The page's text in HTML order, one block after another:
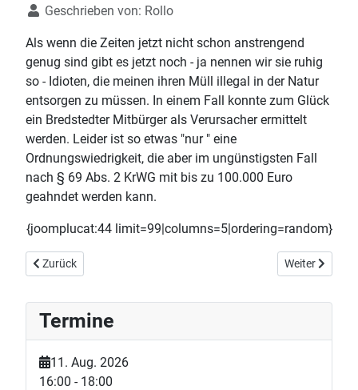
Geschrieben von: Rollo
Als wenn die Zeiten jetzt nicht schon anstrengend
genug sind gibt es jetzt noch - ja nennen wir sie ruhig
so - Idioten, die meinen ihren Müll illegal in der Natur
entsorgen zu müssen. In einem Fall konnte zum Glück
ein Bredstedter Mitbürger als Verursacher ermittelt
werden. Leider ist so etwas "nur " eine
Ordnungswiedrigkeit, die aber im ungünstigsten Fall
nach § 69 Abs. 2 KrWG mit bis zu 100.000 Euro
geahndet werden kann.
{joomplucat:44 limit=99|columns=5|ordering=random}
Vorheriger Beitrag: Osterüberraschung
Zurück Nächster
Weiter
Termine
11. Aug. 2026
16:00 - 18:00